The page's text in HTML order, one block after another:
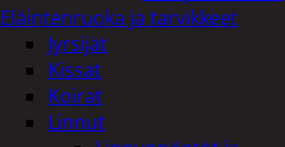
Eläintenruoka ja tarvikkeet
Jyrsijät
Kissat
Koirat
Linnut